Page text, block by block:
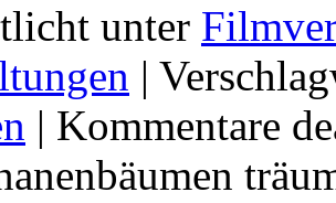
unter
|
| Kommentare